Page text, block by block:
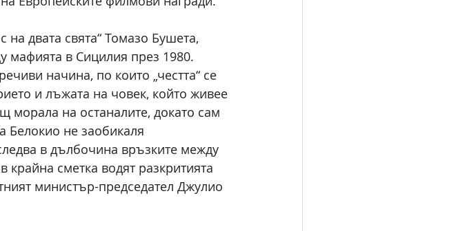
на двата свята“ Томазо Бушета,
мафията в Сицилия през 1980.
начина, по които „честта“ се
и лъжата на човек, който живее
морала на останалите, докато сам
Белокио не заобикаля
в дълбочина връзките между
крайна сметка водят разкритията
министър-председател Джулио